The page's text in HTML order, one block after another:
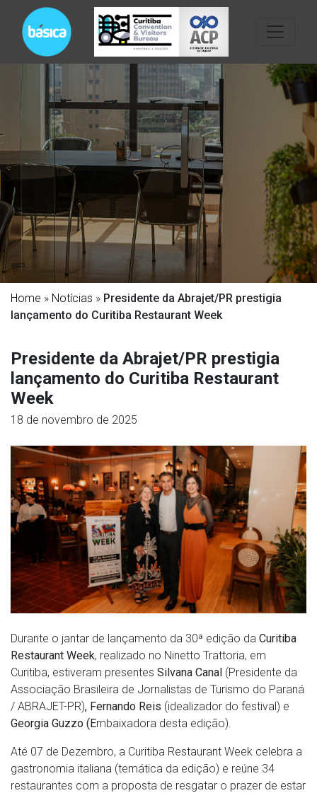
Home » Notícias » Presidente da Abrajet/PR prestigia
lançamento do Curitiba Restaurant Week
Presidente da Abrajet/PR prestigia
lançamento do Curitiba Restaurant
Week
18 de novembro de 2025
Durante o jantar de lançamento da 30ª edição da Curitiba
Restaurant Week, realizado no Ninetto Trattoria, em
Curitiba, estiveram presentes Silvana Canal (Presidente da
Associação Brasileira de Jornalistas de Turismo do Paraná
/ ABRAJET-PR), Fernando Reis (idealizador do festival) e
Georgia Guzzo (Embaixadora desta edição).
Até 07 de Dezembro, a Curitiba Restaurant Week celebra a
gastronomia italiana (temática da edição) e reúne 34
restaurantes com a proposta de resgatar o prazer de estar